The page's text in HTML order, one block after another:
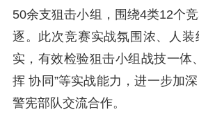
50余支狙击小组，围绕4类12个
逐。此次竞赛实战氛围浓、人装
实，有效检验狙击小组战技一体
挥 协同”等实战能力，进一步加
警宪部队交流合作。